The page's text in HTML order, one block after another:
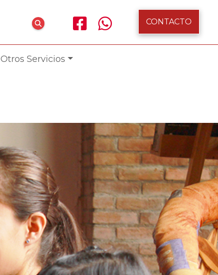
CONTACTO
Otros Servicios